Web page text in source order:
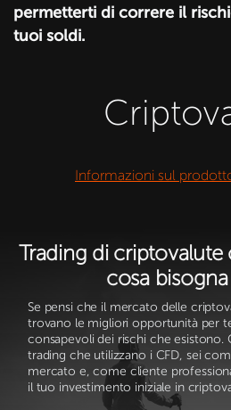
permetterti di correre il
tuoi soldi.
Informazioni sul
Trading di criptovalute
cosa
Se pensi che il mercato delle
trovano le migliori opportunità per
consapevoli dei rischi che
trading che utilizzano i CFD, sei
mercato e, come cliente
il tuo investimento iniziale in